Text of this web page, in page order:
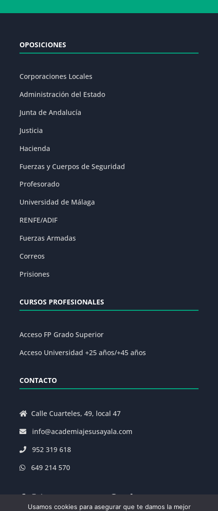
OPOSICIONES
Corporaciones Locales
Administración del Estado
Junta de Andalucía
Justicia
Hacienda
Fuerzas y Cuerpos de Seguridad
Profesorado
Universidad de Málaga
RENFE/ADIF
Fuerzas Armadas
Correos
Prisiones
CURSOS PROFESIONALES
Acceso FP Grado Superior
Acceso Universidad +25 años/+45 años
CONTACTO
Calle Cuarteles, 49, local 47
info@academiajesusayala.com
952 319 618
649 214 570
Usamos cookies para asegurar que te damos la mejor